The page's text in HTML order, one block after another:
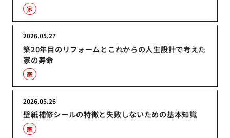
家
築20年目のリフォームとこれからの人生設計で考えた
家の寿命
2026.05.27
家
壁紙補修シールの特徴と失敗しないための基本知識
2026.05.26
家